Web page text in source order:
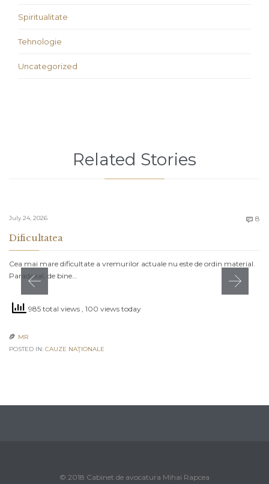
Spiritualitate
Tehnologie
Uncategorized
Related Stories
July 24, 2026  8
Dificultatea
Cea mai mare dificultate a vremurilor actuale nu este de ordin material.
Paradoxal, de bine…
985 total views , 100 views today
 MR
POSTED IN: CAUZE NAŢIONALE
© 2018 Cabinet de avocatura Mihai Rapcea